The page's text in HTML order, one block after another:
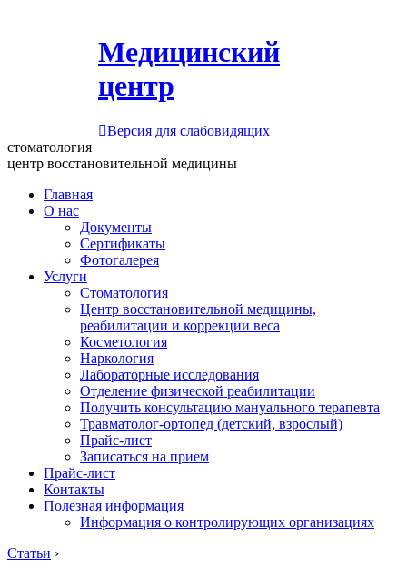
Медицинский
центр
Версия для слабовидящих
стоматология
центр восстановительной медицины
Главная
О нас
Документы
Сертификаты
Фотогалерея
Услуги
Стоматология
Центр восстановительной медицины,
реабилитации и коррекции веса
Косметология
Наркология
Лабораторные исследования
Отделение физической реабилитации
Получить консультацию мануального терапевта
Травматолог-ортопед (детский, взрослый)
Прайс-лист
Записаться на прием
Прайс-лист
Контакты
Полезная информация
Информация о контролирующих организациях
Статьи ›